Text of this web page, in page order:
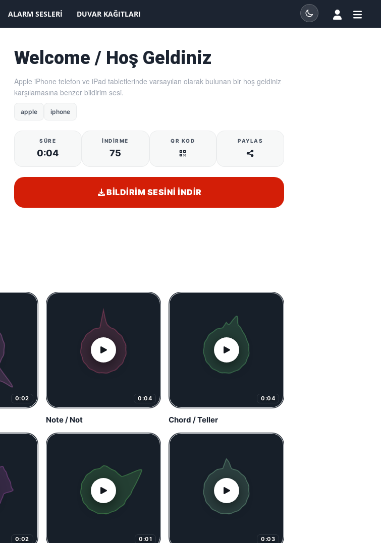
KAYDOLMAK İSTİYORUM
ALARM SESLERI DUVAR KAĞITLARI
Welcome / Hoş Geldiniz
Apple iPhone telefon ve iPad tabletlerinde varsayılan olarak bulunan bir hoş geldiniz
karşılamasına benzer bildirim sesi.
apple iphone
SÜRE
0:04
İNDIRME
75
QR KOD PAYLAŞ
BILDIRIM SESINI İNDIR
0:02 0:04
Note / Not
0:04
Chord / Teller
0:02 0:01 0:03